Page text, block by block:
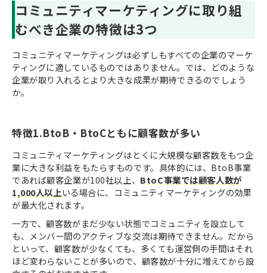
コミュニティマーケティングに取り組
むべき企業の特徴は3つ
コミュニティマーケティングは必ずしもすべての企業のマーケ
ティングに適しているものではありません。では、どのような
企業が取り入れるとより大きな成果が期待できるのでしょう
か。
特徴1.BtoB・BtoCともに顧客数が多い
コミュニティマーケティングはとくに大規模な顧客数をもつ企
業に大きな利益をもたらすものです。具体的には、BtoB事業
であれば顧客企業が100社以上、 BtoC事業では顧客人数が
1,000人以上いる場合に、コミュニティマーケティングの効果
が最大化されます。
一方で、顧客数がまだ少ない状態でコミュニティを設立して
も、メンバー間のアクティブな交流は期待できません。だから
といって、顧客数が少なくても、多くても運営側の手間はそれ
ほど変わらないことが多いので、顧客数が十分に増えてから設